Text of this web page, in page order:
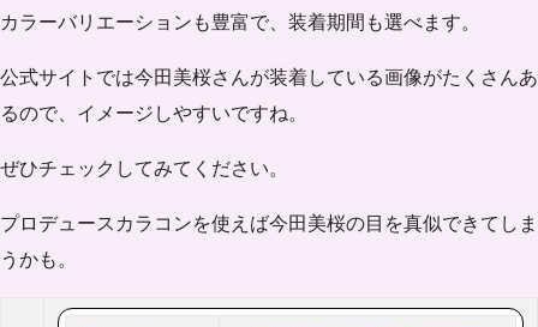
カラーバリエーションも豊富で、装着期間も選べます。
公式サイトでは今田美桜さんが装着している画像がたくさんあ
るので、イメージしやすいですね。
ぜひチェックしてみてください。
プロデュースカラコンを使えば今田美桜の目を真似できてしま
うかも。